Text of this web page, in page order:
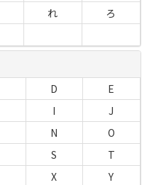
れ
ろ
D
E
I
J
N
O
S
T
X
Y